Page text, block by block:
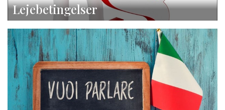
Lejebetingelser